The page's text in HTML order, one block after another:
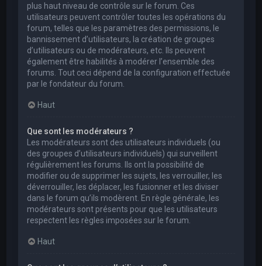
plus haut niveau de contrôle sur le forum. Ces
utilisateurs peuvent contrôler toutes les opérations du
forum, telles que les paramètres des permissions, le
bannissement d’utilisateurs, la création de groupes
d’utilisateurs ou de modérateurs, etc. Ils peuvent
également être habilités à modérer l’ensemble des
forums. Tout ceci dépend de la configuration effectuée
par le fondateur du forum.
Haut
Que sont les modérateurs ?
Les modérateurs sont des utilisateurs individuels (ou
des groupes d’utilisateurs individuels) qui surveillent
régulièrement les forums. Ils ont la possibilité de
modifier ou de supprimer les sujets, les verrouiller, les
déverrouiller, les déplacer, les fusionner et les diviser
dans le forum qu’ils modèrent. En règle générale, les
modérateurs sont présents pour que les utilisateurs
respectent les règles imposées sur le forum.
Haut